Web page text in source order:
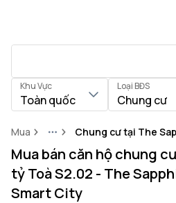
Khu Vực
Toàn quốc
Loại BĐS
Chung cư
Mua MoreChung cư tại The
Mua bán căn hộ chung
tỷ Toà S2.02 - The
Smart City